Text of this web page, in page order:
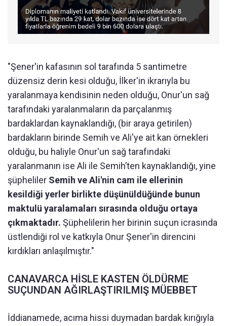
"Şener'in kafasının sol tarafında 5 santimetre
düzensiz derin kesi olduğu, İlker'in ikrarıyla bu
yaralanmaya kendisinin neden olduğu, Onur'un sağ
tarafındaki yaralanmaların da parçalanmış
bardaklardan kaynaklandığı, (bir araya getirilen)
bardakların birinde Semih ve Ali'ye ait kan örnekleri
olduğu, bu haliyle Onur'un sağ tarafındaki
yaralanmanın ise Ali ile Semih’ten kaynaklandığı, yine
şüpheliler Semih ve Ali'nin cam ile ellerinin
kesildiği yerler birlikte düşünüldüğünde bunun
maktulü yaralamaları sırasında olduğu ortaya
çıkmaktadır. Şüphelilerin her birinin suçun icrasında
üstlendiği rol ve katkıyla Onur Şener'in direncini
kırdıkları anlaşılmıştır."
CANAVARCA HİSLE KASTEN ÖLDÜRME
SUÇUNDAN AĞIRLAŞTIRILMIŞ MÜEBBET
İddianamede, acıma hissi duymadan bardak kırığıyla